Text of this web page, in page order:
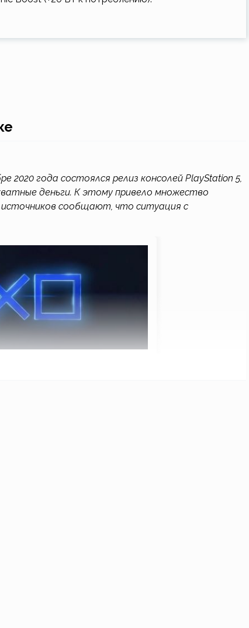
2020 года состоялся релиз консолей PlayStation 5,
деньги. К этому привело множество
сообщают, что ситуация с